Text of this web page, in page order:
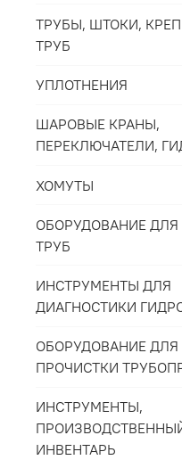
ТРУБЫ, ШТОКИ,
ТРУБ
УПЛОТНЕНИЯ
ШАРОВЫЕ КРАНЫ,
ПЕРЕКЛЮЧАТЕЛИ,
ХОМУТЫ
ОБОРУДОВАНИЕ ДЛЯ
ТРУБ
ИНСТРУМЕНТЫ ДЛЯ
ДИАГНОСТИКИ
ОБОРУДОВАНИЕ ДЛЯ
ПРОЧИСТКИ
ИНСТРУМЕНТЫ,
ИНВЕНТАРЬ